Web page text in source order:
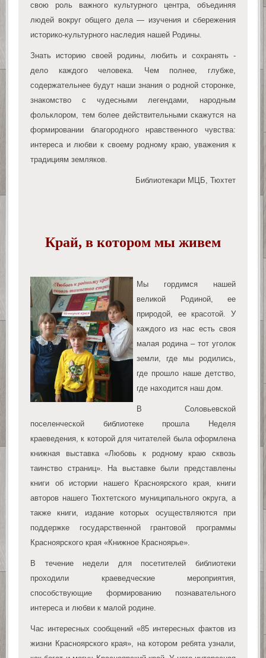
свою роль важного культурного центра, объединяя
людей вокруг общего дела — изучения и сбережения
историко-культурного наследия нашей Родины.
Знать историю своей родины, любить и сохранять -
дело каждого человека. Чем полнее, глубже,
содержательнее будут наши знания о родной сторонке,
знакомство с чудесными легендами, народным
фольклором, тем более действительными скажутся на
формировании благородного нравственного чувства:
интереса и любви к своему родному краю, уважения к
традициям земляков.
Библиотекари МЦБ, Тюхтет
Край, в котором мы живем
Мы гордимся нашей
великой Родиной, ее
природой, ее красотой. У
каждого из нас есть своя
малая родина – тот уголок
земли, где мы родились,
где прошло наше детство,
где находится наш дом.
В Соловьевской
поселенческой библиотеке прошла Неделя
краеведения, к которой для читателей была оформлена
книжная выставка «Любовь к родному краю сквозь
таинство страниц». На выставке были представлены
книги об истории нашего Красноярского края, книги
авторов нашего Тюхтетского муниципального округа, а
также книги, издание которых осуществляются при
поддержке государственной грантовой программы
Красноярского края «Книжное Красноярье».
В течение недели для посетителей библиотеки
проходили краеведческие мероприятия,
способствующие формированию познавательного
интереса и любви к малой родине.
Час интересных сообщений «85 интересных фактов из
жизни Красноярского края», на котором ребята узнали,